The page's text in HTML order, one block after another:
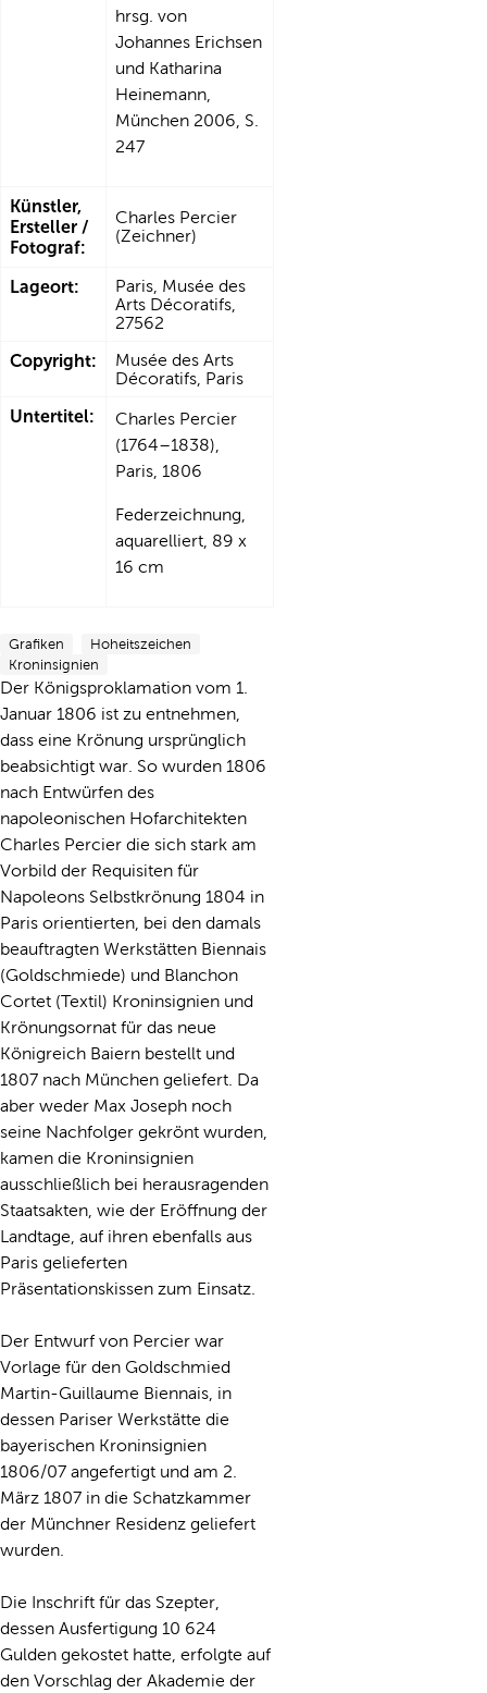
hrsg. von
Johannes Erichsen
und Katharina
Heinemann,
München 2006, S.
247
Künstler,
Ersteller /
Fotograf:
Charles Percier
(Zeichner)
Lageort:
Paris, Musée des
Arts Décoratifs,
27562
Copyright:
Musée des Arts
Décoratifs, Paris
Untertitel:
Charles Percier
(1764–1838),
Paris, 1806
Federzeichnung,
aquarelliert, 89 x
16 cm
Grafiken
Hoheitszeichen
Kroninsignien
Der Königsproklamation vom 1.
Januar 1806 ist zu entnehmen,
dass eine Krönung ursprünglich
beabsichtigt war. So wurden 1806
nach Entwürfen des
napoleonischen Hofarchitekten
Charles Percier die sich stark am
Vorbild der Requisiten für
Napoleons Selbstkrönung 1804 in
Paris orientierten, bei den damals
beauftragten Werkstätten Biennais
(Goldschmiede) und Blanchon
Cortet (Textil) Kroninsignien und
Krönungsornat für das neue
Königreich Baiern bestellt und
1807 nach München geliefert. Da
aber weder Max Joseph noch
seine Nachfolger gekrönt wurden,
kamen die Kroninsignien
ausschließlich bei herausragenden
Staatsakten, wie der Eröffnung der
Landtage, auf ihren ebenfalls aus
Paris gelieferten
Präsentationskissen zum Einsatz.
Der Entwurf von Percier war
Vorlage für den Goldschmied
Martin-Guillaume Biennais, in
dessen Pariser Werkstätte die
bayerischen Kroninsignien
1806/07 angefertigt und am 2.
März 1807 in die Schatzkammer
der Münchner Residenz geliefert
wurden.
Die Inschrift für das Szepter,
dessen Ausfertigung 10 624
Gulden gekostet hatte, erfolgte auf
den Vorschlag der Akademie der